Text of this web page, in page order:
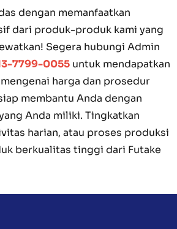
dengan memanfaatkan
dari produk-produk kami yang
Segera hubungi Admin
7799-0055 untuk mendapatkan
harga dan prosedur
membantu Anda dengan
Anda miliki. Tingkatkan
harian, atau proses produksi
berkualitas tinggi dari Futake